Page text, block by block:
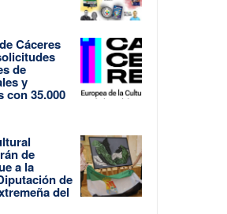
Cáceres
de
y
con 35.000
de
a la
de
del